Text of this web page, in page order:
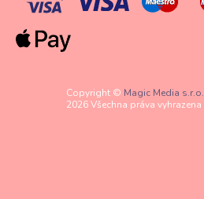
Copyright © Magic Media s.r.o.
2026 Všechna práva vyhrazena